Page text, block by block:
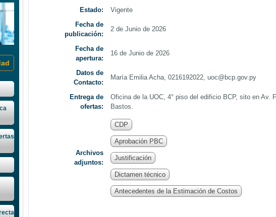
Estado:
Vigente
Fecha de
publicación:
2 de Junio de 2026
Fecha de
apertura:
16 de Junio de 2026
Datos de
Contacto:
María Emilia Acha, 0216192022, uoc@bcp.gov.py
Entrega de
ofertas:
Oficina de la UOC, 4° piso del edificio BCP, sito en Av.
Bastos.
Archivos
adjuntos:
CDP
Aprobación PBC
Justificación
Dictamen técnico
Antecedentes de la Estimación de Costos